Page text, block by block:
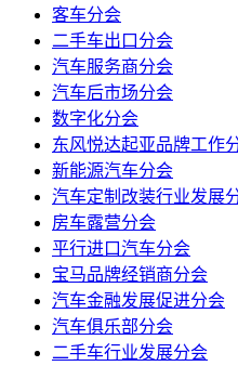
客车分会
二手车出口分会
汽车服务商分会
汽车后市场分会
数字化分会
东风悦达起亚品牌工作
新能源汽车分会
汽车定制改装行业发展
房车露营分会
平行进口汽车分会
宝马品牌经销商分会
汽车金融发展促进分会
汽车俱乐部分会
二手车行业发展分会